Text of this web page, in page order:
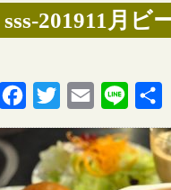
sss-201911月ビ
FacebookTwitter Email Line